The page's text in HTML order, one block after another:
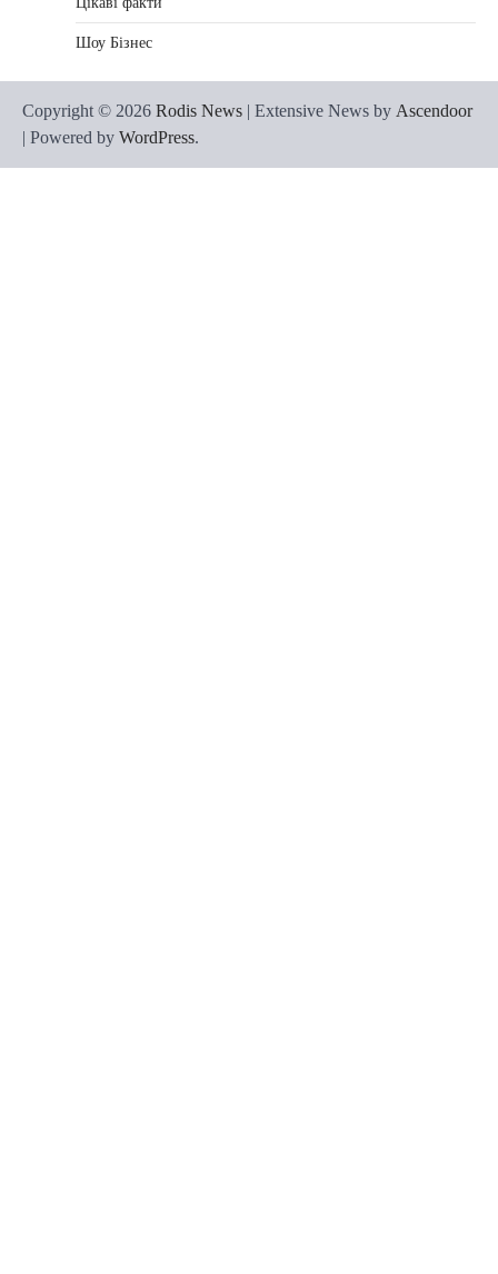
Шоу Бізнес
Copyright © 2026 Rodis News | Extensive News by Ascendoor
| Powered by WordPress.